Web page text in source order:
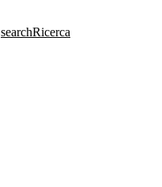
searchRicerca